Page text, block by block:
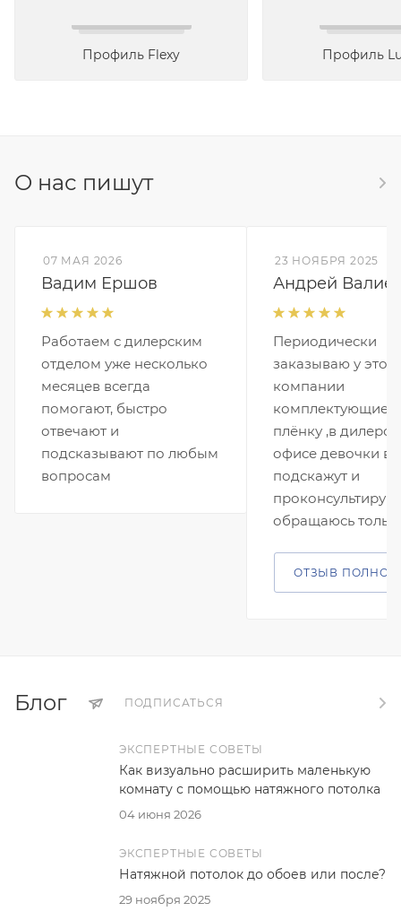
Профиль Flexy Профиль
О нас пишут
07 МАЯ 2026
Вадим Ершов
Работаем с дилерским
отделом уже несколько
месяцев всегда
помогают, быстро
отвечают и
подсказывают по любым
вопросам
23 НОЯБРЯ 2025
Андрей
Периодически
заказываю у этой
компании
комплектующие и
плёнку ,в
офисе девочки
подскажут и
обращаюсь
ОТЗЫВ
Блог ПОДПИСАТЬСЯ
ЭКСПЕРТНЫЕ СОВЕТЫ
04 июня 2026
Как визуально расширить маленькую
комнату с помощью натяжного потолка
ЭКСПЕРТНЫЕ СОВЕТЫ
29 ноября 2025
Натяжной потолок до обоев или после?